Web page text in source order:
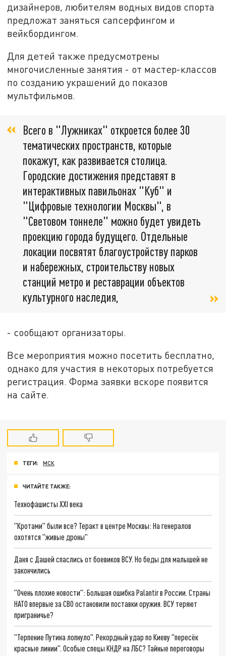
дизайнеров, любителям водных видов спорта
предложат заняться сапсерфингом и
вейкбордингом.
Для детей также предусмотрены
многочисленные занятия - от мастер-классов
по созданию украшений до показов
мультфильмов.
Всего в "Лужниках" откроется более 30
тематических пространств, которые
покажут, как развивается столица.
Городские достижения представят в
интерактивных павильонах "Куб" и
"Цифровые технологии Москвы", в
"Световом тоннеле" можно будет увидеть
проекцию города будущего. Отдельные
локации посвятят благоустройству парков
и набережных, строительству новых
станций метро и реставрации объектов
культурного наследия,
- сообщают организаторы.
Все мероприятия можно посетить бесплатно,
однако для участия в некоторых потребуется
регистрация. Форма заявки вскоре появится
на сайте.
ТЕГИ: МСК
ЧИТАЙТЕ ТАКЖЕ:
Технофашисты XXI века
"Кротами" были все? Теракт в центре Москвы: На генералов
охотятся "живые дроны"
Даня с Дашей спаслись от боевиков ВСУ. Но беды для малышей не
закончились
"Очень плохие новости": Большая ошибка Palantir в России. Страны
НАТО впервые за СВО остановили поставки оружия. ВСУ теряют
приграничье?
"Терпение Путина лопнуло". Рекордный удар по Киеву "пересёк
красные линии". Особые спецы КНДР на ЛБС? Тайные переговоры